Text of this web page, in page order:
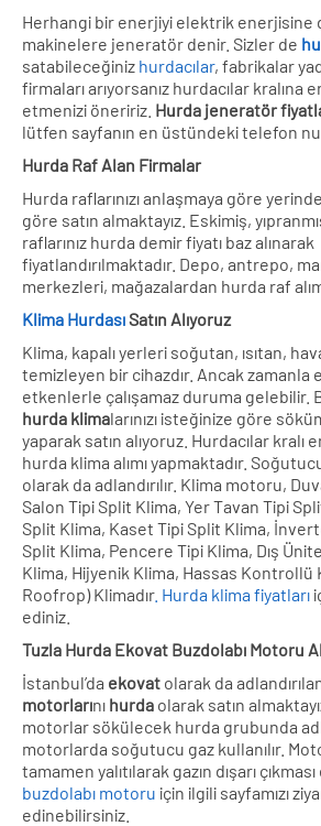
Herhangi bir enerjiyi elektrik enerjisine
makinelere jeneratör denir. Sizler de
satabileceğiniz hurdacılar, fabrikalar
firmaları arıyorsanız hurdacılar kralına
etmenizi öneririz. Hurda jeneratör
lütfen sayfanın en üstündeki telefon
Hurda Raf Alan Firmalar
Hurda raflarınızı anlaşmaya göre
göre satın almaktayız. Eskimiş,
raflarınız hurda demir fiyatı baz alınarak
fiyatlandırılmaktadır. Depo, antrepo,
merkezleri, mağazalardan hurda raf
Klima HurdasıSatın Alıyoruz
Klima, kapalı yerleri soğutan, ısıtan,
temizleyen bir cihazdır. Ancak zamanla
etkenlerle çalışamaz duruma gelebilir.
hurda klimalarınızı isteğinize göre
yaparak satın alıyoruz. Hurdacılar kralı
hurda klima alımı yapmaktadır.
olarak da adlandırılır. Klima motoru,
Salon Tipi Split Klima, Yer Tavan Tipi
Split Klima, Kaset Tipi Split Klima,
Split Klima, Pencere Tipi Klima, Dış
Klima, Hijyenik Klima, Hassas Kontrollü
Roofrop) Klimadır. Hurda klima fiyatları
ediniz.
Tuzla Hurda Ekovat Buzdolabı Motoru
İstanbul’da ekovat olarak da
motorlarını hurda olarak satın
motorlar sökülecek hurda grubunda
motorlarda soğutucu gaz kullanılır.
tamamen yalıtılarak gazın dışarı
buzdolabı motoru için ilgili sayfamızı
edinebilirsiniz.